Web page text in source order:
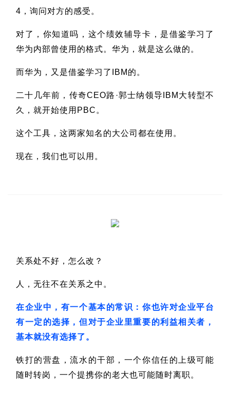
4，询问对方的感受。
对了，你知道吗，这个绩效辅导卡，是借鉴学习了
华为内部曾使用的格式。华为，就是这么做的。
而华为，又是借鉴学习了IBM的。
二十几年前，传奇CEO路·郭士纳领导IBM大转型不
久，就开始使用PBC。
这个工具，这两家知名的大公司都在使用。
现在，我们也可以用。
关系处不好，怎么改？
人，无往不在关系之中。
在企业中，有一个基本的常识：你也许对企业平台
有一定的选择，但对于企业里重要的利益相关者，
基本就没有选择了。
铁打的营盘，流水的干部，一个你信任的上级可能
随时转岗，一个提携你的老大也可能随时离职。